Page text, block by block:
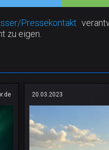
Pressekontakt
zu eigen.
20.03.2023